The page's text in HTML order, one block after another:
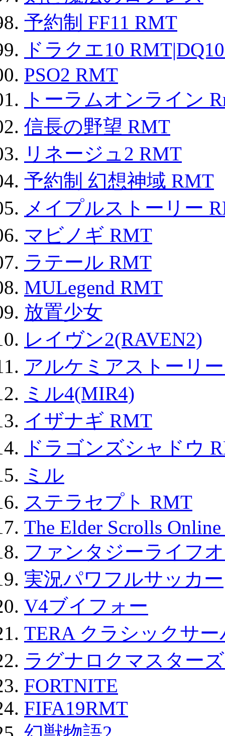
予約制 FF11 RMT
ドラクエ10
PSO2 RMT
トーラムオンライン
信長の野望 RMT
リネージュ2 RMT
予約制 幻想神域 RMT
メイプルストーリー
マビノギ RMT
ラテール RMT
MULegend RMT
放置少女
レイヴン2(RAVEN2)
アルケミアストーリ
ミル4(MIR4)
イザナギ RMT
ドラゴンズシャドウ
ミル
ステラセプト RMT
The Elder Scrolls
ファンタジーライフ
実況パワフルサッカー
V4ブイフォー
TERA クラシックサ
ラグナロクマスター
FORTNITE
FIFA19RMT